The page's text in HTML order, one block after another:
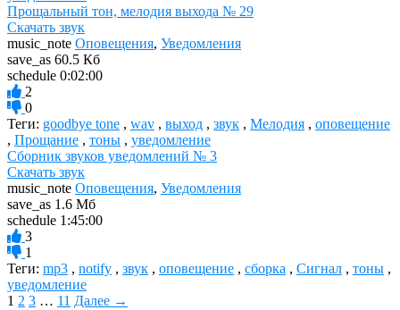
Прощальный тон, мелодия выхода № 29
Скачать звук
music_note Оповещения, Уведомления
save_as 60.5 Кб
schedule 0:02:00
2
0
Теги: goodbye tone , wav , выход , звук , Мелодия , оповещение
, Прощание , тоны , уведомление
Сборник звуков уведомлений № 3
Скачать звук
music_note Оповещения, Уведомления
save_as 1.6 Мб
schedule 1:45:00
3
1
Теги: mp3 , notify , звук , оповещение , сборка , Сигнал , тоны ,
уведомление
1 2 3 … 11 Далее →